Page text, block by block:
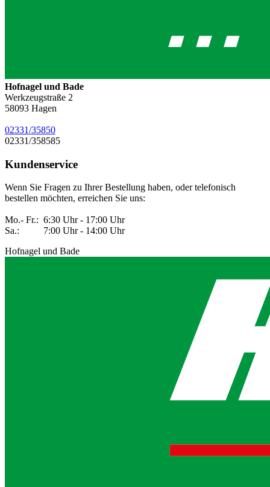
Hofnagel und Bade
Werkzeugstraße 2
58093 Hagen
02331/35850
02331/358585
Kundenservice
Wenn Sie Fragen zu Ihrer Bestellung haben, oder telefonisch
bestellen möchten, erreichen Sie uns:
Mo.- Fr.: 6:30 Uhr - 17:00 Uhr
Sa.: 7:00 Uhr - 14:00 Uhr
Hofnagel und Bade